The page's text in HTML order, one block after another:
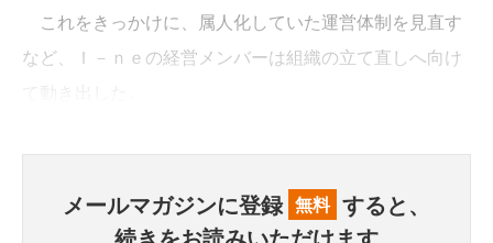
これをきっかけに、属人化していた運営体制を見直す
など、Ｉ－ｎｅの経営メンバーは組織の立て直しへ向け
メールマガジンに登録 無料 すると、